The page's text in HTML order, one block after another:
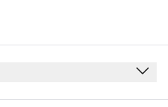
00:00 - 23:59